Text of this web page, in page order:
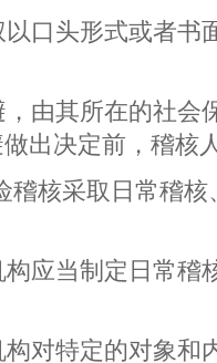
口头形式或者书
由其所在的社会
出决定前，稽核
稽核采取日常稽
应当制定日常稽
对特定的对象和